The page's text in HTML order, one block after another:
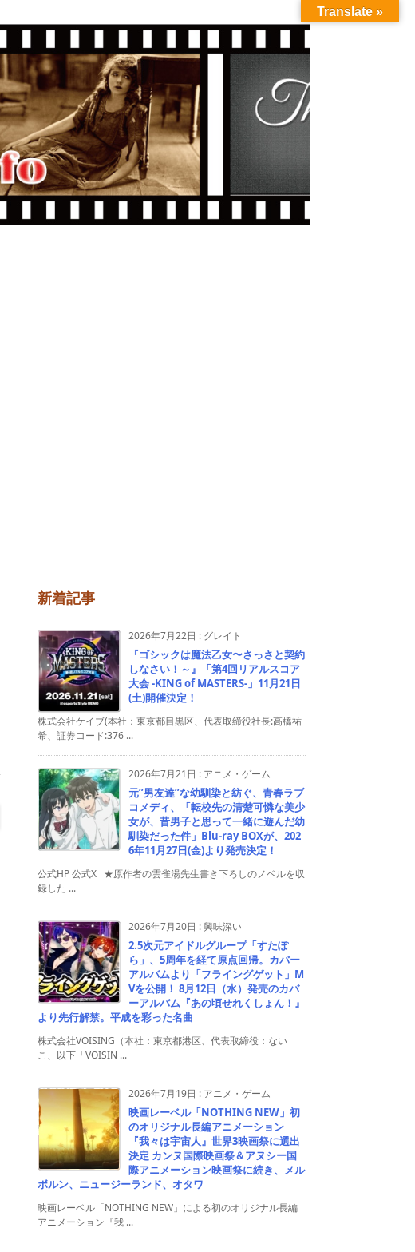
新着記事
2026年7月22日 : グレイト
『ゴシックは魔法乙女〜さっさと契約
しなさい！～』「第4回リアルスコア
大会 -KING of MASTERS-」11月21日
(土)開催決定！
株式会社ケイブ(本社：東京都目黒区、代表取締役社長:高橋祐
希、証券コード:376 ...
2026年7月21日 : アニメ・ゲーム
元”男友達”な幼馴染と紡ぐ、青春ラブ
コメディ、「転校先の清楚可憐な美少
女が、昔男子と思って一緒に遊んだ幼
馴染だった件」Blu-ray BOXが、202
6年11月27日(金)より発売決定！
公式HP 公式X ★原作者の雲雀湯先生書き下ろしのノベルを収
録した ...
2026年7月20日 :興味深い
2.5次元アイドルグループ「すたぽ
ら」、5周年を経て原点回帰。カバー
アルバムより「フライングゲット」M
Vを公開！ 8月12日（水）発売のカバ
ーアルバム『あの頃せれくしょん！』
より先行解禁。平成を彩った名曲
株式会社VOISING（本社：東京都港区、代表取締役：ない
こ、以下「VOISIN ...
2026年7月19日 : アニメ・ゲーム
映画レーベル「NOTHING NEW」初
のオリジナル長編アニメーション
『我々は宇宙人』世界3映画祭に選出
決定 カンヌ国際映画祭＆アヌシー国
際アニメーション映画祭に続き、メル
ボルン、ニュージーランド、オタワ
映画レーベル「NOTHING NEW」による初のオリジナル長編
アニメーション『我 ...
Translate »